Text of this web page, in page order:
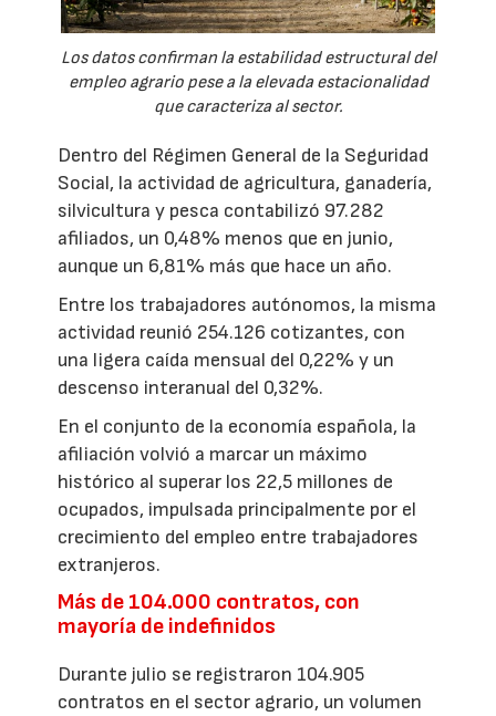
Los datos confirman la estabilidad estructural del
empleo agrario pese a la elevada estacionalidad
que caracteriza al sector.
Dentro del Régimen General de la Seguridad
Social, la actividad de agricultura, ganadería,
silvicultura y pesca contabilizó 97.282
afiliados, un 0,48% menos que en junio,
aunque un 6,81% más que hace un año.
Entre los trabajadores autónomos, la misma
actividad reunió 254.126 cotizantes, con
una ligera caída mensual del 0,22% y un
descenso interanual del 0,32%.
En el conjunto de la economía española, la
afiliación volvió a marcar un máximo
histórico al superar los 22,5 millones de
ocupados, impulsada principalmente por el
crecimiento del empleo entre trabajadores
extranjeros.
Más de 104.000 contratos, con
mayoría de indefinidos
Durante julio se registraron 104.905
contratos en el sector agrario, un volumen